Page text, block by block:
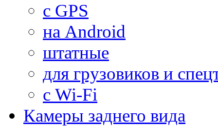
с GPS
на Android
штатные
для грузовиков и
с Wi-Fi
Камеры заднего вида